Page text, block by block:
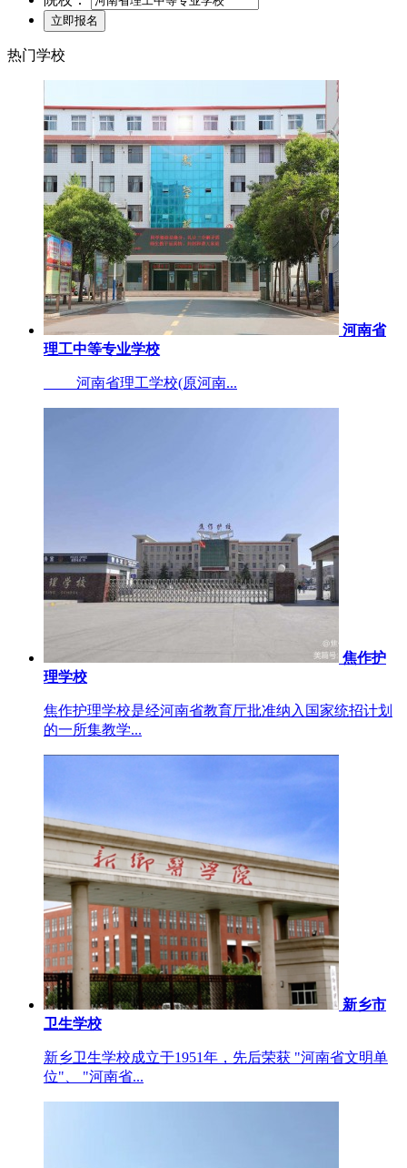
热门学校
河南省
理工中等专业学校
河南省理工学校(原河南...
焦作护
理学校
焦作护理学校是经河南省教育厅批准纳入国家统招计划
的一所集教学...
新乡市
卫生学校
新乡卫生学校成立于1951年，先后荣获 "河南省文明单
位"、 "河南省...